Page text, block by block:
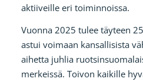
aktiiveille eri toiminnoissa.
Vuonna 2025 tulee täyteen
astui voimaan kansallisista
aihetta juhlia
merkeissä. Toivon kaikille